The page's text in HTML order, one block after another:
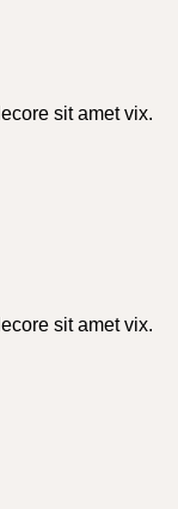
sit amet vix.
sit amet vix.